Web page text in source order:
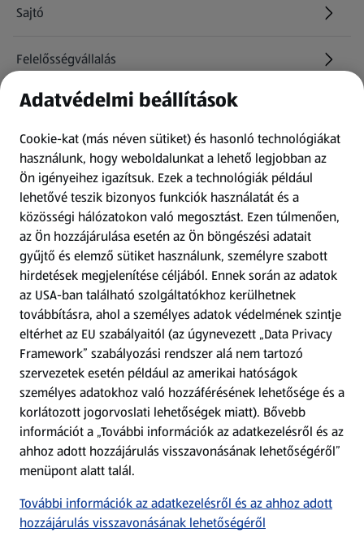
Sajtó
Felelősségvállalás
Információk
Kérdőív
Fizetési lehetőségek
ALDI utalványok
Árcsökkentés
Adattörlő alkalmazás
Szervizpont
(új oldalon nyílik meg)
Fedezz fel minket az interneten!
Töltsd le az ALDI Magyarország applikációt!
Adatvédelmi beállítások
Cookie-kat (más néven sütiket) és hasonló technológiákat
használunk, hogy weboldalunkat a lehető legjobban az
Ön igényeihez igazítsuk. Ezek a technológiák például
lehetővé teszik bizonyos funkciók használatát és a
közösségi hálózatokon való megosztást. Ezen túlmenően,
az Ön hozzájárulása esetén az Ön böngészési adatait
gyűjtő és elemző sütiket használunk, személyre szabott
hirdetések megjelenítése céljából. Ennek során az adatok
az USA-ban található szolgáltatókhoz kerülhetnek
továbbításra, ahol a személyes adatok védelmének szintje
eltérhet az EU szabályaitól (az úgynevezett „Data Privacy
Framework” szabályozási rendszer alá nem tartozó
szervezetek esetén például az amerikai hatóságok
személyes adatokhoz való hozzáférésének lehetősége és a
korlátozott jogorvoslati lehetőségek miatt). Bővebb
információt a „További információk az adatkezelésről és az
ahhoz adott hozzájárulás visszavonásának lehetőségéről”
menüpont alatt talál.
További információk az adatkezelésről és az ahhoz adott
hozzájárulás visszavonásának lehetőségéről